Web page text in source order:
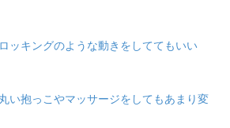
ッキングのような動きをしててもいい
い抱っこやマッサージをしてもあまり変